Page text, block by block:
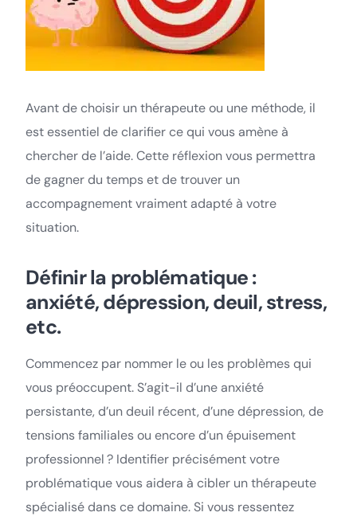
Avant de choisir un thérapeute ou une méthode, il
est essentiel de clarifier ce qui vous amène à
chercher de l’aide. Cette réflexion vous permettra
de gagner du temps et de trouver un
accompagnement vraiment adapté à votre
situation.
Définir la problématique :
anxiété, dépression, deuil, stress,
etc.
Commencez par nommer le ou les problèmes qui
vous préoccupent. S’agit-il d’une anxiété
persistante, d’un deuil récent, d’une dépression, de
tensions familiales ou encore d’un épuisement
professionnel ? Identifier précisément votre
problématique vous aidera à cibler un thérapeute
spécialisé dans ce domaine. Si vous ressentez